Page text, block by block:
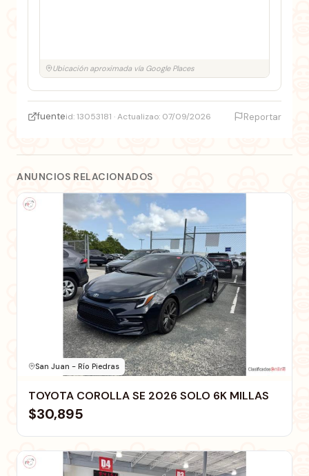
Ubicación aproximada vía Google Places
fuenteid: 13053181 · Actualizao: 07/09/2026 Reportar
ANUNCIOS RELACIONADOS
San Juan - Río Piedras
TOYOTA COROLLA SE 2026 SOLO 6K MILLAS
$30,895